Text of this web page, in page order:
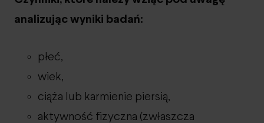
analizując wyniki badań:
płeć,
wiek,
ciąża lub karmienie piersią,
aktywność fizyczna (zwłaszcza